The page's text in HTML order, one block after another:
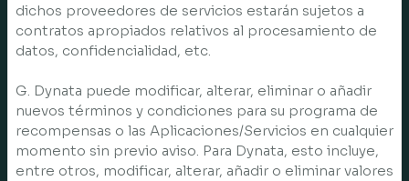
dichos proveedores de servicios estarán sujetos a
contratos apropiados relativos al procesamiento de
datos, confidencialidad, etc.
G. Dynata puede modificar, alterar, eliminar o añadir
nuevos términos y condiciones para su programa de
recompensas o las Aplicaciones/Servicios en cualquier
momento sin previo aviso. Para Dynata, esto incluye,
entre otros, modificar, alterar, añadir o eliminar valores